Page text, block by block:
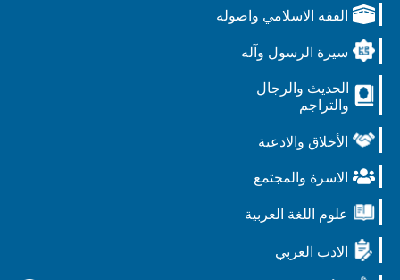
الفقه الاسلامي واصوله
سيرة الرسول وآله
الحديث والرجال
والتراجم
الأخلاق والادعية
الاسرة والمجتمع
علوم اللغة العربية
الادب العربي